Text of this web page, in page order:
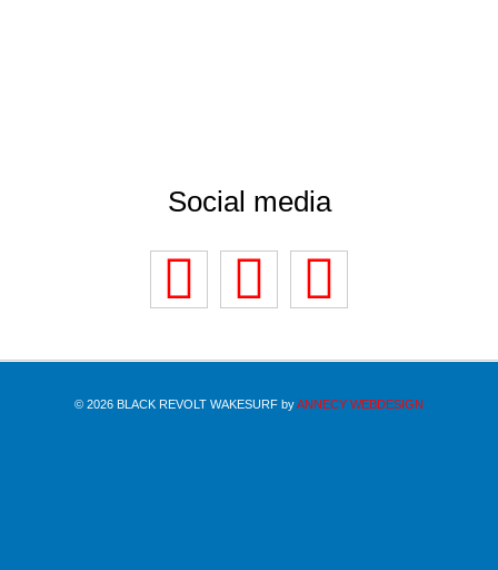
Social media
© 2026 BLACK REVOLT WAKESURF byANNECY WEBDESIGN